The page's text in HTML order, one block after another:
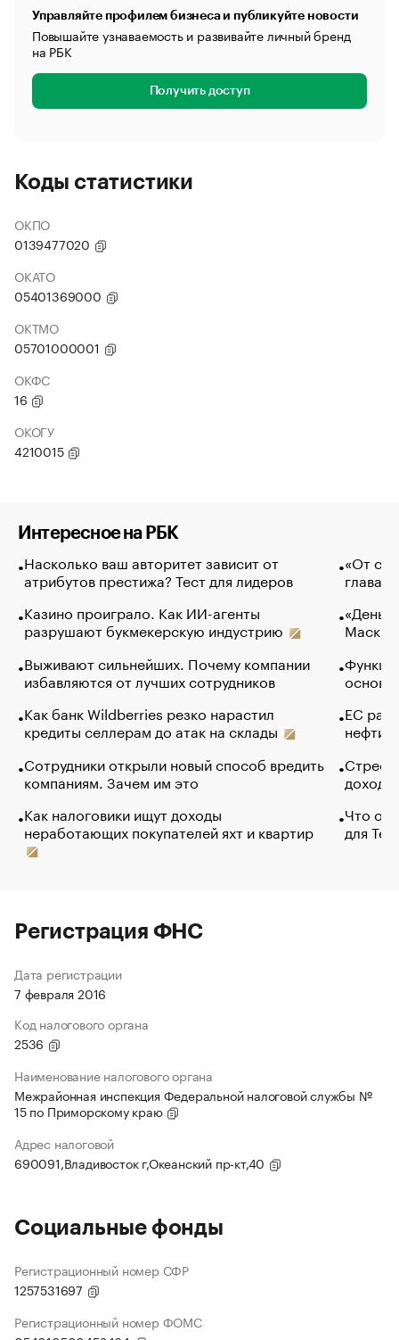
Управляйте профилем бизнеса и публикуйте новости
Повышайте узнаваемость и развивайте личный бренд
на РБК
Получить доступ
Коды статистики
ОКПО
0139477020
ОКАТО
05401369000
ОКТМО
05701000001
ОКФС
16
ОКОГУ
4210015
Интересное на РБК
Насколько ваш авторитет зависит от
атрибутов престижа? Тест для лидеров
Казино проиграло. Как ИИ-агенты
разрушают букмекерскую индустрию
Выживают сильнейших. Почему компании
избавляются от лучших сотрудников
Как банк Wildberries резко нарастил
кредиты селлерам до атак на склады
Сотрудники открыли новый способ вредить
компаниям. Зачем им это
Как налоговики ищут доходы
неработающих покупателей яхт и квартир
«От
глава
Маск в
основ
ЕС
нефти
Что
для
Регистрация ФНС
Дата регистрации
7 февраля 2016
Код налогового органа
2536
Наименование налогового органа
Межрайонная инспекция Федеральной налоговой службы №
15 по Приморскому краю
Адрес налоговой
690091,Владивосток г,Океанский пр-кт,40
Социальные фонды
Регистрационный номер СФР
1257531697
Регистрационный номер ФОМС